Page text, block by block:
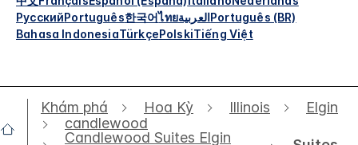
РусскийPortuguês한국어ไทยالعربيةPortuguês (BR)
Bahasa IndonesiaTürkçePolskiTiếng Việt
Khám phá Hoa Kỳ Illinois
Elgin
candlewood
Candlewood Suites Elgin